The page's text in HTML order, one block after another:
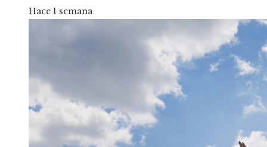
Hace 1 semana